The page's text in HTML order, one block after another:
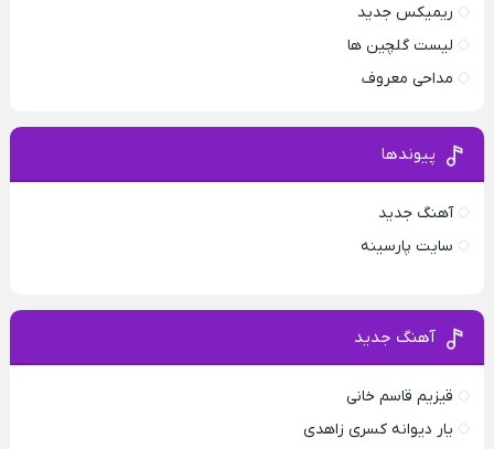
ریمیکس جدید
لیست گلچین ها
مداحی معروف
پیوندها
آهنگ جدید
سایت پارسینه
آهنگ جدید
قیزیم قاسم خانی
یار دیوانه کسری زاهدی